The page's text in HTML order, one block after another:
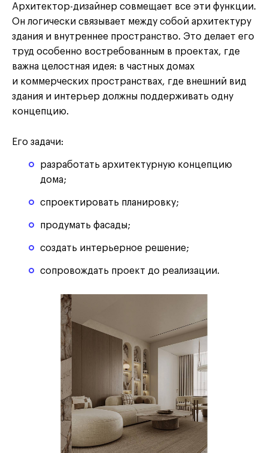
Архитектор-дизайнер совмещает все эти функции.
Он логически связывает между собой архитектуру
здания и внутреннее пространство. Это делает его
труд особенно востребованным в проектах, где
важна целостная идея: в частных домах
и коммерческих пространствах, где внешний вид
здания и интерьер должны поддерживать одну
концепцию.
Его задачи:
разработать архитектурную концепцию
дома;
спроектировать планировку;
продумать фасады;
создать интерьерное решение;
сопровождать проект до реализации.